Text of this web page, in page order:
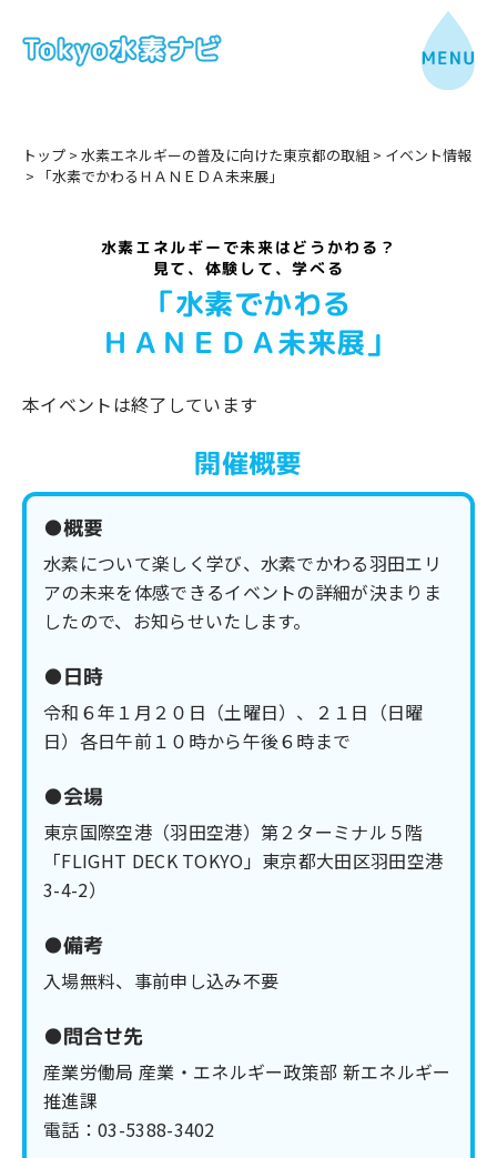
トップ > 水素エネルギーの普及に向けた東京都の取組 > イベント情報
>
「水素でかわるＨＡＮＥＤＡ未来展」
水素エネルギーで未来はどうかわる？
見て、体験して、学べる
「水素でかわる
ＨＡＮＥＤＡ未来展」
本イベントは終了しています
開催概要
●概要
水素について楽しく学び、水素でかわる羽田エリ
アの未来を体感できるイベントの詳細が決まりま
したので、お知らせいたします。
●日時
令和６年１月２０日（土曜日）、２１日（日曜
日）各日午前１０時から午後６時まで
●会場
東京国際空港（羽田空港）第２ターミナル５階
「FLIGHT DECK TOKYO」東京都大田区羽田空港
3-4-2）
●備考
入場無料、事前申し込み不要
●問合せ先
産業労働局 産業・エネルギー政策部 新エネルギー
推進課
電話：03-5388-3402